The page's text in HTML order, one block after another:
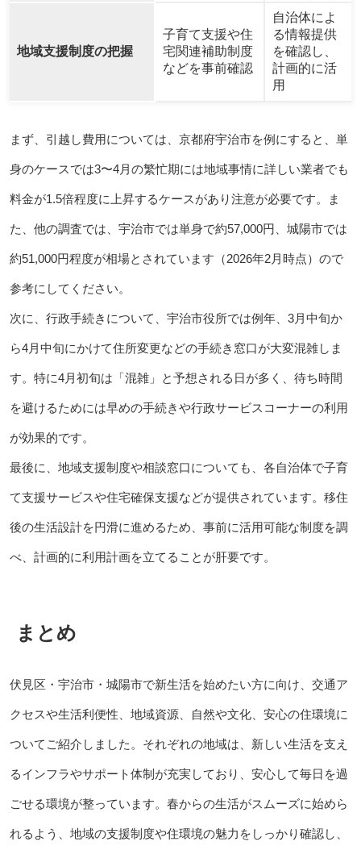
地域支援制度の把握
子育て支援や住
宅関連補助制度
などを事前確認
自治体によ
る情報提供
を確認し、
計画的に活
用
まず、引越し費用については、京都府宇治市を例にすると、単
身のケースでは3〜4月の繁忙期には地域事情に詳しい業者でも
料金が1.5倍程度に上昇するケースがあり注意が必要です。ま
た、他の調査では、宇治市では単身で約57,000円、城陽市では
約51,000円程度が相場とされています（2026年2月時点）ので
参考にしてください。
次に、行政手続きについて、宇治市役所では例年、3月中旬か
ら4月中旬にかけて住所変更などの手続き窓口が大変混雑しま
す。特に4月初旬は「混雑」と予想される日が多く、待ち時間
を避けるためには早めの手続きや行政サービスコーナーの利用
が効果的です。
最後に、地域支援制度や相談窓口についても、各自治体で子育
て支援サービスや住宅確保支援などが提供されています。移住
後の生活設計を円滑に進めるため、事前に活用可能な制度を調
べ、計画的に利用計画を立てることが肝要です。
まとめ
伏見区・宇治市・城陽市で新生活を始めたい方に向け、交通ア
クセスや生活利便性、地域資源、自然や文化、安心の住環境に
ついてご紹介しました。それぞれの地域は、新しい生活を支え
るインフラやサポート体制が充実しており、安心して毎日を過
ごせる環境が整っています。春からの生活がスムーズに始めら
れるよう、地域の支援制度や住環境の魅力をしっかり確認し、